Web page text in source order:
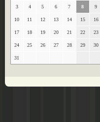
3 4 5 6 7 8 9
10 11 12 13 14 15 16
17 18 19 20 21 22 23
24 25 26 27 28 29 30
31